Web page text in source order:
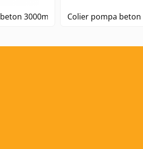
Teava transport beton 3000mm